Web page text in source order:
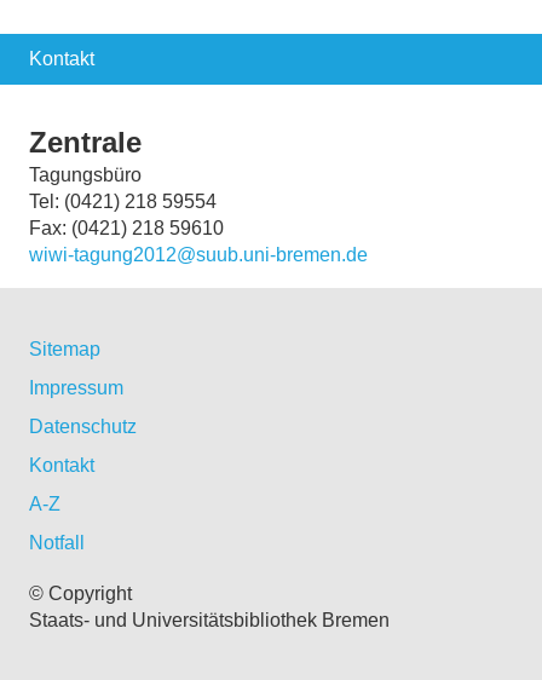
Kontakt
Zentrale
Tagungsbüro
Tel: (0421) 218 59554
Fax: (0421) 218 59610
wiwi-tagung2012@suub.uni-bremen.de
Sitemap
Impressum
Datenschutz
Kontakt
A-Z
Notfall
© Copyright
Staats- und Universitätsbibliothek Bremen